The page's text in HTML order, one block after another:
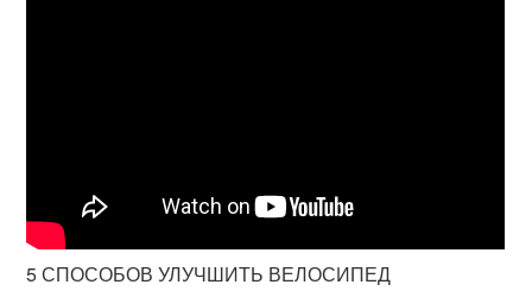
5 СПОСОБОВ УЛУЧШИТЬ ВЕЛОСИПЕД